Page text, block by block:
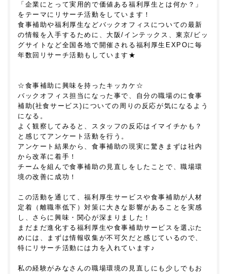
「企業にとって実用的で価値ある福利厚生とは何か？」
をテーマにリサーチ活動をしています！
食事補助や福利厚生などバックオフィスについての最新
の情報を入手するために、大阪/インテックス、東京/ビッ
グサイトなど全国各地で開催される福利厚生EXPOに毎
年数回リサーチ活動もしています★
☆食事補助に興味を持ったキッカケ☆
バックオフィス担当になった事で、自分の職場のに食事
補助(社食サービス)についての周りの反応が気になるよう
になる。
よく観察してみると、スタッフの反応はイマイチかも？
と感じてアンケート活動を行う。
アンケート結果から、食事補助の現実に驚きまずは社内
から改革に着手！
チームを組んで食事補助の見直しをしたことで、職場環
境の改善に成功！
この活動を通じて、福利厚生サービスや食事補助が人材
定着（離職率低下）対策に大きな影響があることを実感
し、さらに興味・関心が深まりました！
まだまだ進化する福利厚生や食事補助サービスを選ぶた
めには、まずは情報収集が不可欠だと感じているので、
特にリサーチ活動には力を入れています♪
私の経験がみなさんの職場環境の見直しにも少しでもお